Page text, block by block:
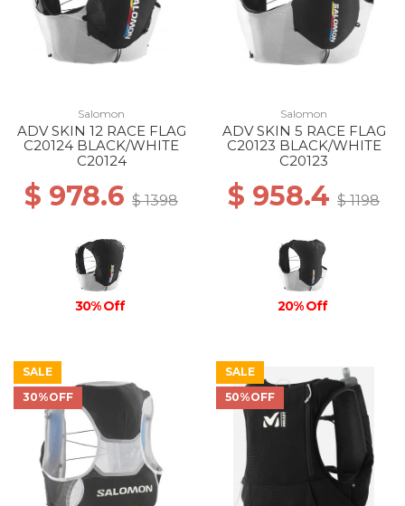
Salomon
ADV SKIN 12 RACE FLAG
C20124 BLACK/WHITE
C20124
$ 978.6 $ 1398
30% Off
Salomon
ADV SKIN 5 RACE FLAG
C20123 BLACK/WHITE
C20123
$ 958.4 $ 1198
20% Off
SALE
30%OFF
SALE
50%OFF